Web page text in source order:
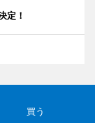
定！
買う